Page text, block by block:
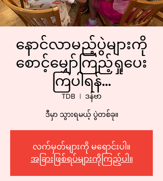
နောင်လာမည့်ပွဲများကို
စောင့်မျှော်ကြည့်ရှုပေး
ကြပါရန်...
TDB
  |
ဒန်ဗာ
ဒီမှာ သွားရမယ့် ပွဲတစ်ခု။
လက်မှတ်များကို မရောင်းပါ။
အခြားဖြစ်ရပ်များကိုကြည့်ပါ။